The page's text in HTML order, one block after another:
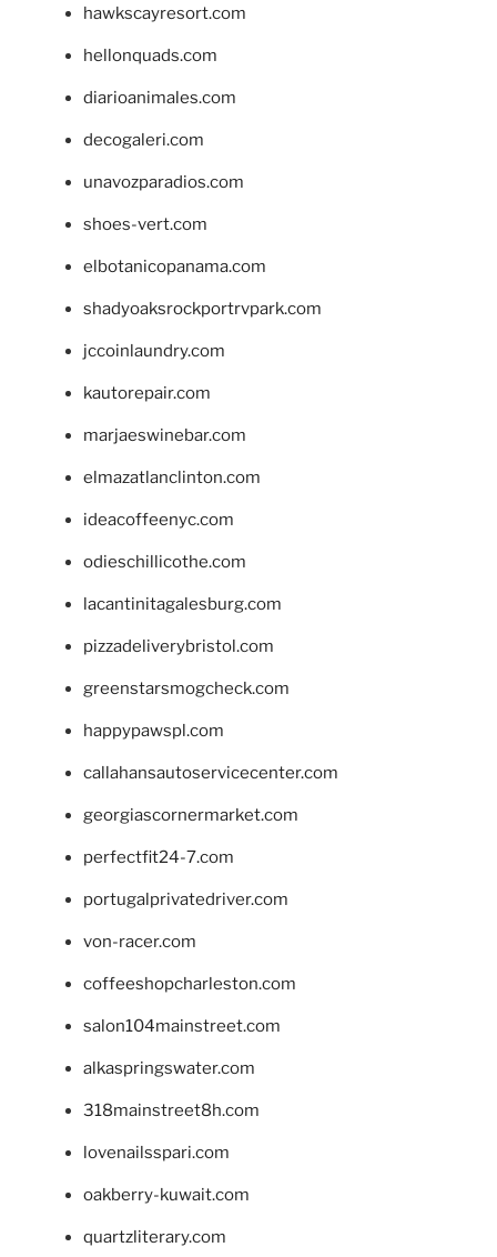
hawkscayresort.com
hellonquads.com
diarioanimales.com
decogaleri.com
unavozparadios.com
shoes-vert.com
elbotanicopanama.com
shadyoaksrockportrvpark.com
jccoinlaundry.com
kautorepair.com
marjaeswinebar.com
elmazatlanclinton.com
ideacoffeenyc.com
odieschillicothe.com
lacantinitagalesburg.com
pizzadeliverybristol.com
greenstarsmogcheck.com
happypawspl.com
callahansautoservicecenter.com
georgiascornermarket.com
perfectfit24-7.com
portugalprivatedriver.com
von-racer.com
coffeeshopcharleston.com
salon104mainstreet.com
alkaspringswater.com
318mainstreet8h.com
lovenailsspari.com
oakberry-kuwait.com
quartzliterary.com